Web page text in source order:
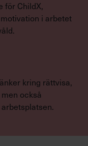
för ChildX,
i arbetet
kring rättvisa,
också